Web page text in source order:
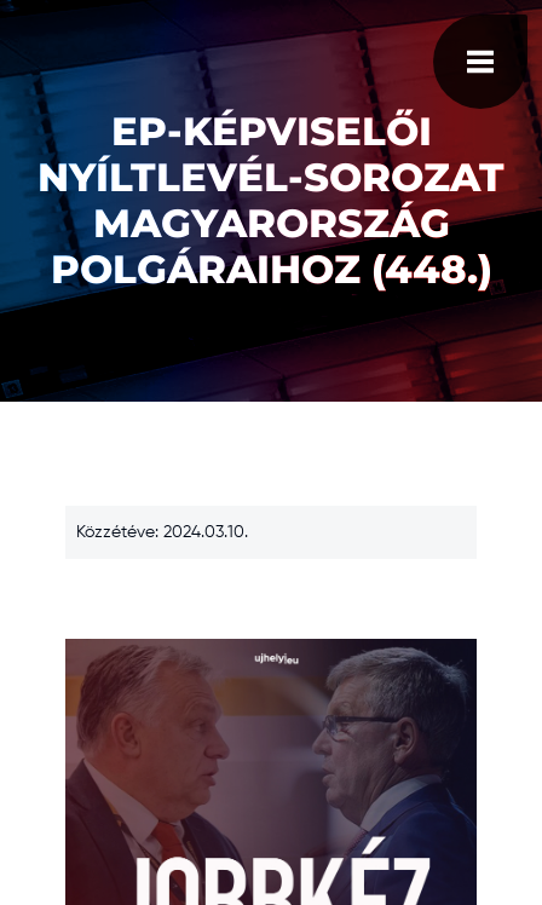
EP-KÉPVISELŐI
NYÍLTLEVÉL-SOROZAT
MAGYARORSZÁG
POLGÁRAIHOZ (448.)
Közzétéve: 2024.03.10.